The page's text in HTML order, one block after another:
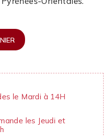
le Mardi à 14H
les Jeudi et